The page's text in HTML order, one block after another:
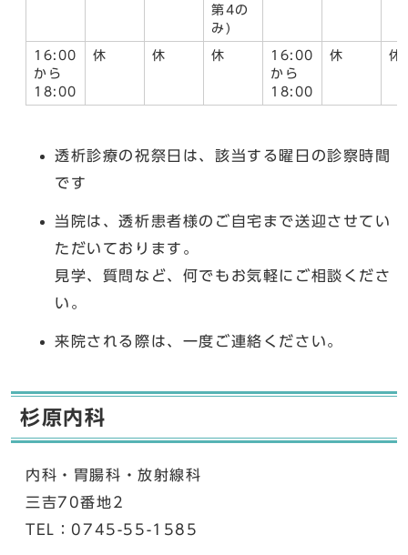
第4の
み)
16:00
から
18:00
休 休 休
16:00
から
18:00
休 休
透析診療の祝祭日は、該当する曜日の診察時間
です
当院は、透析患者様のご自宅まで送迎させてい
ただいております。
見学、質問など、何でもお気軽にご相談くださ
い。
来院される際は、一度ご連絡ください。
杉原内科
内科・胃腸科・放射線科
三吉70番地2
TEL：0745-55-1585